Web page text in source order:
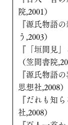
院,2001）
『源氏物語
う,2003）
『「垣間見
（笠間書院
『源氏物語
思想社,2008）
『だれも知
社,2008）